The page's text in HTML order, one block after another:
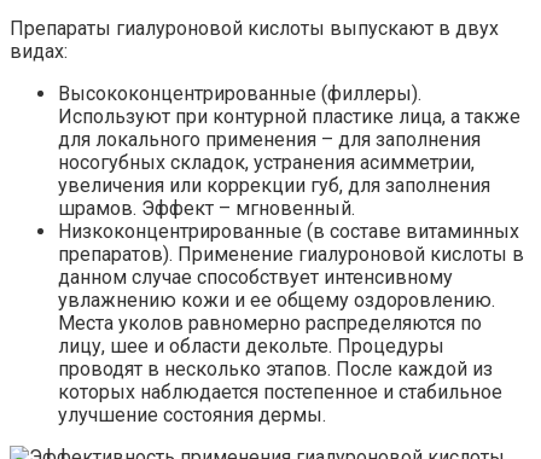
Препараты гиалуроновой кислоты выпускают в двух
видах:
Высококонцентрированные (филлеры).
Используют при контурной пластике лица, а также
для локального применения – для заполнения
носогубных складок, устранения асимметрии,
увеличения или коррекции губ, для заполнения
шрамов. Эффект – мгновенный.
Низкоконцентрированные (в составе витаминных
препаратов). Применение гиалуроновой кислоты в
данном случае способствует интенсивному
увлажнению кожи и ее общему оздоровлению.
Места уколов равномерно распределяются по
лицу, шее и области декольте. Процедуры
проводят в несколько этапов. После каждой из
которых наблюдается постепенное и стабильное
улучшение состояния дермы.